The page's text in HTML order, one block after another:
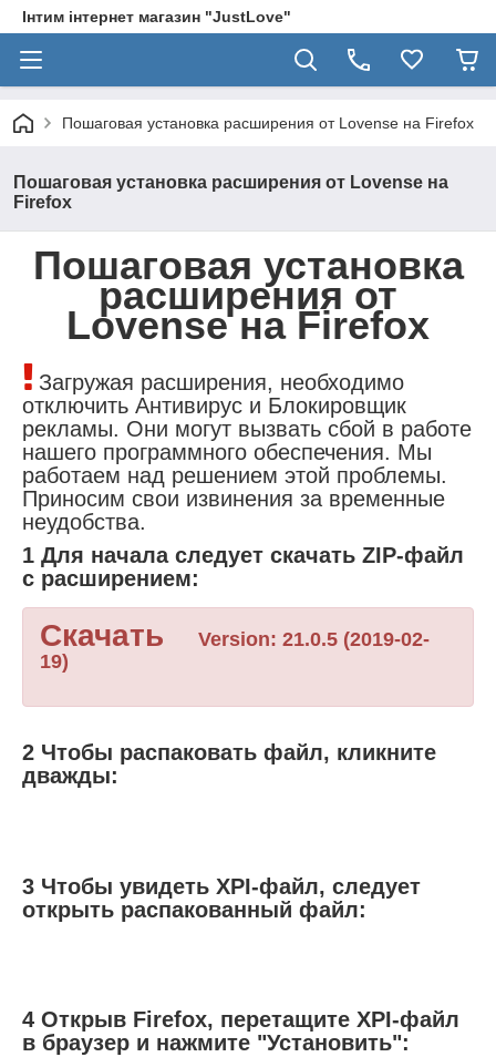
Інтим інтернет магазин "JustLove"
Пошаговая установка расширения от Lovense на Firefox
Пошаговая установка расширения от Lovense на
Firefox
Пошаговая установка
расширения от
Lovense на Firefox
Загружая расширения, необходимо
отключить Антивирус и Блокировщик
рекламы. Они могут вызвать сбой в работе
нашего программного обеспечения. Мы
работаем над решением этой проблемы.
Приносим свои извинения за временные
неудобства.
1 Для начала следует скачать ZIP-файл
с расширением:
Скачать
Version: 21.0.5 (2019-02-
19)
2 Чтобы распаковать файл, кликните
дважды:
3 Чтобы увидеть XPI-файл, следует
открыть распакованный файл:
4 Открыв Firefox, перетащите XPI-файл
в браузер и нажмите "Установить":